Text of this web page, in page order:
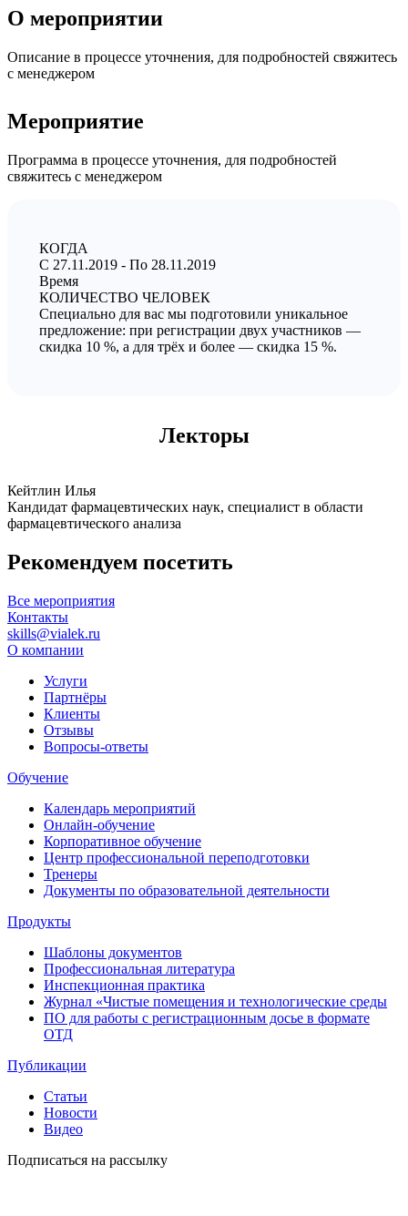
О мероприятии
Описание в процессе уточнения, для подробностей свяжитесь
с менеджером
Мероприятие
Программа в процессе уточнения, для подробностей
свяжитесь с менеджером
КОГДА
C 27.11.2019 - По 28.11.2019
Время
КОЛИЧЕСТВО ЧЕЛОВЕК
Специально для вас мы подготовили уникальное
предложение: при регистрации двух участников —
скидка 10 %, а для трёх и более — скидка 15 %.
Лекторы
Кейтлин Илья
Кандидат фармацевтических наук, специалист в области
фармацевтического анализа
Рекомендуем посетить
Все мероприятия
Контакты
skills@vialek.ru
О компании
Услуги
Партнёры
Клиенты
Отзывы
Вопросы-ответы
Обучение
Календарь мероприятий
Онлайн-обучение
Корпоративное обучение
Центр профессиональной переподготовки
Тренеры
Документы по образовательной деятельности
Продукты
Шаблоны документов
Профессиональная литература
Инспекционная практика
Журнал «Чистые помещения и технологические среды
ПО для работы с регистрационным досье в формате
ОТД
Публикации
Статьи
Новости
Видео
Подписаться на рассылку